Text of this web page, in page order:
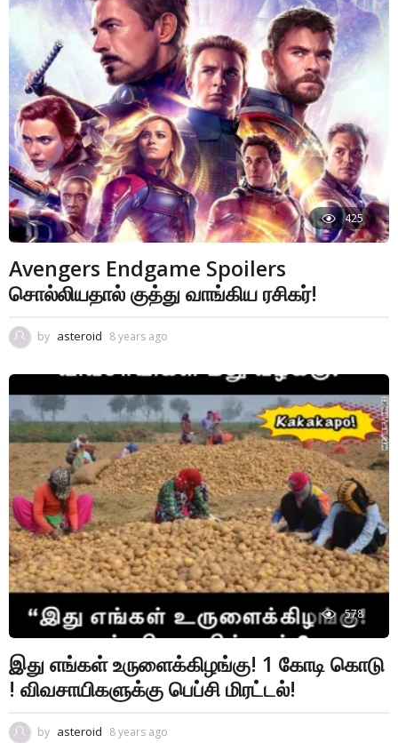
425
Avengers Endgame Spoilers
சொல்லியதால் குத்து வாங்கிய ரசிகர்!
by asteroid 8 years ago
578
இது எங்கள் உருளைக்கிழங்கு! 1 கோடி கொடு
! விவசாயிகளுக்கு பெப்சி மிரட்டல்!
by asteroid 8 years ago